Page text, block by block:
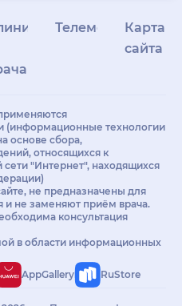
Телемедицина
Карта
сайта
(информационные технологии
основе сбора,
относящихся к
"Интернет", находящихся
не предназначены для
и не заменяют приём врача.
консультация
в области информационных
AppGallery RuStore